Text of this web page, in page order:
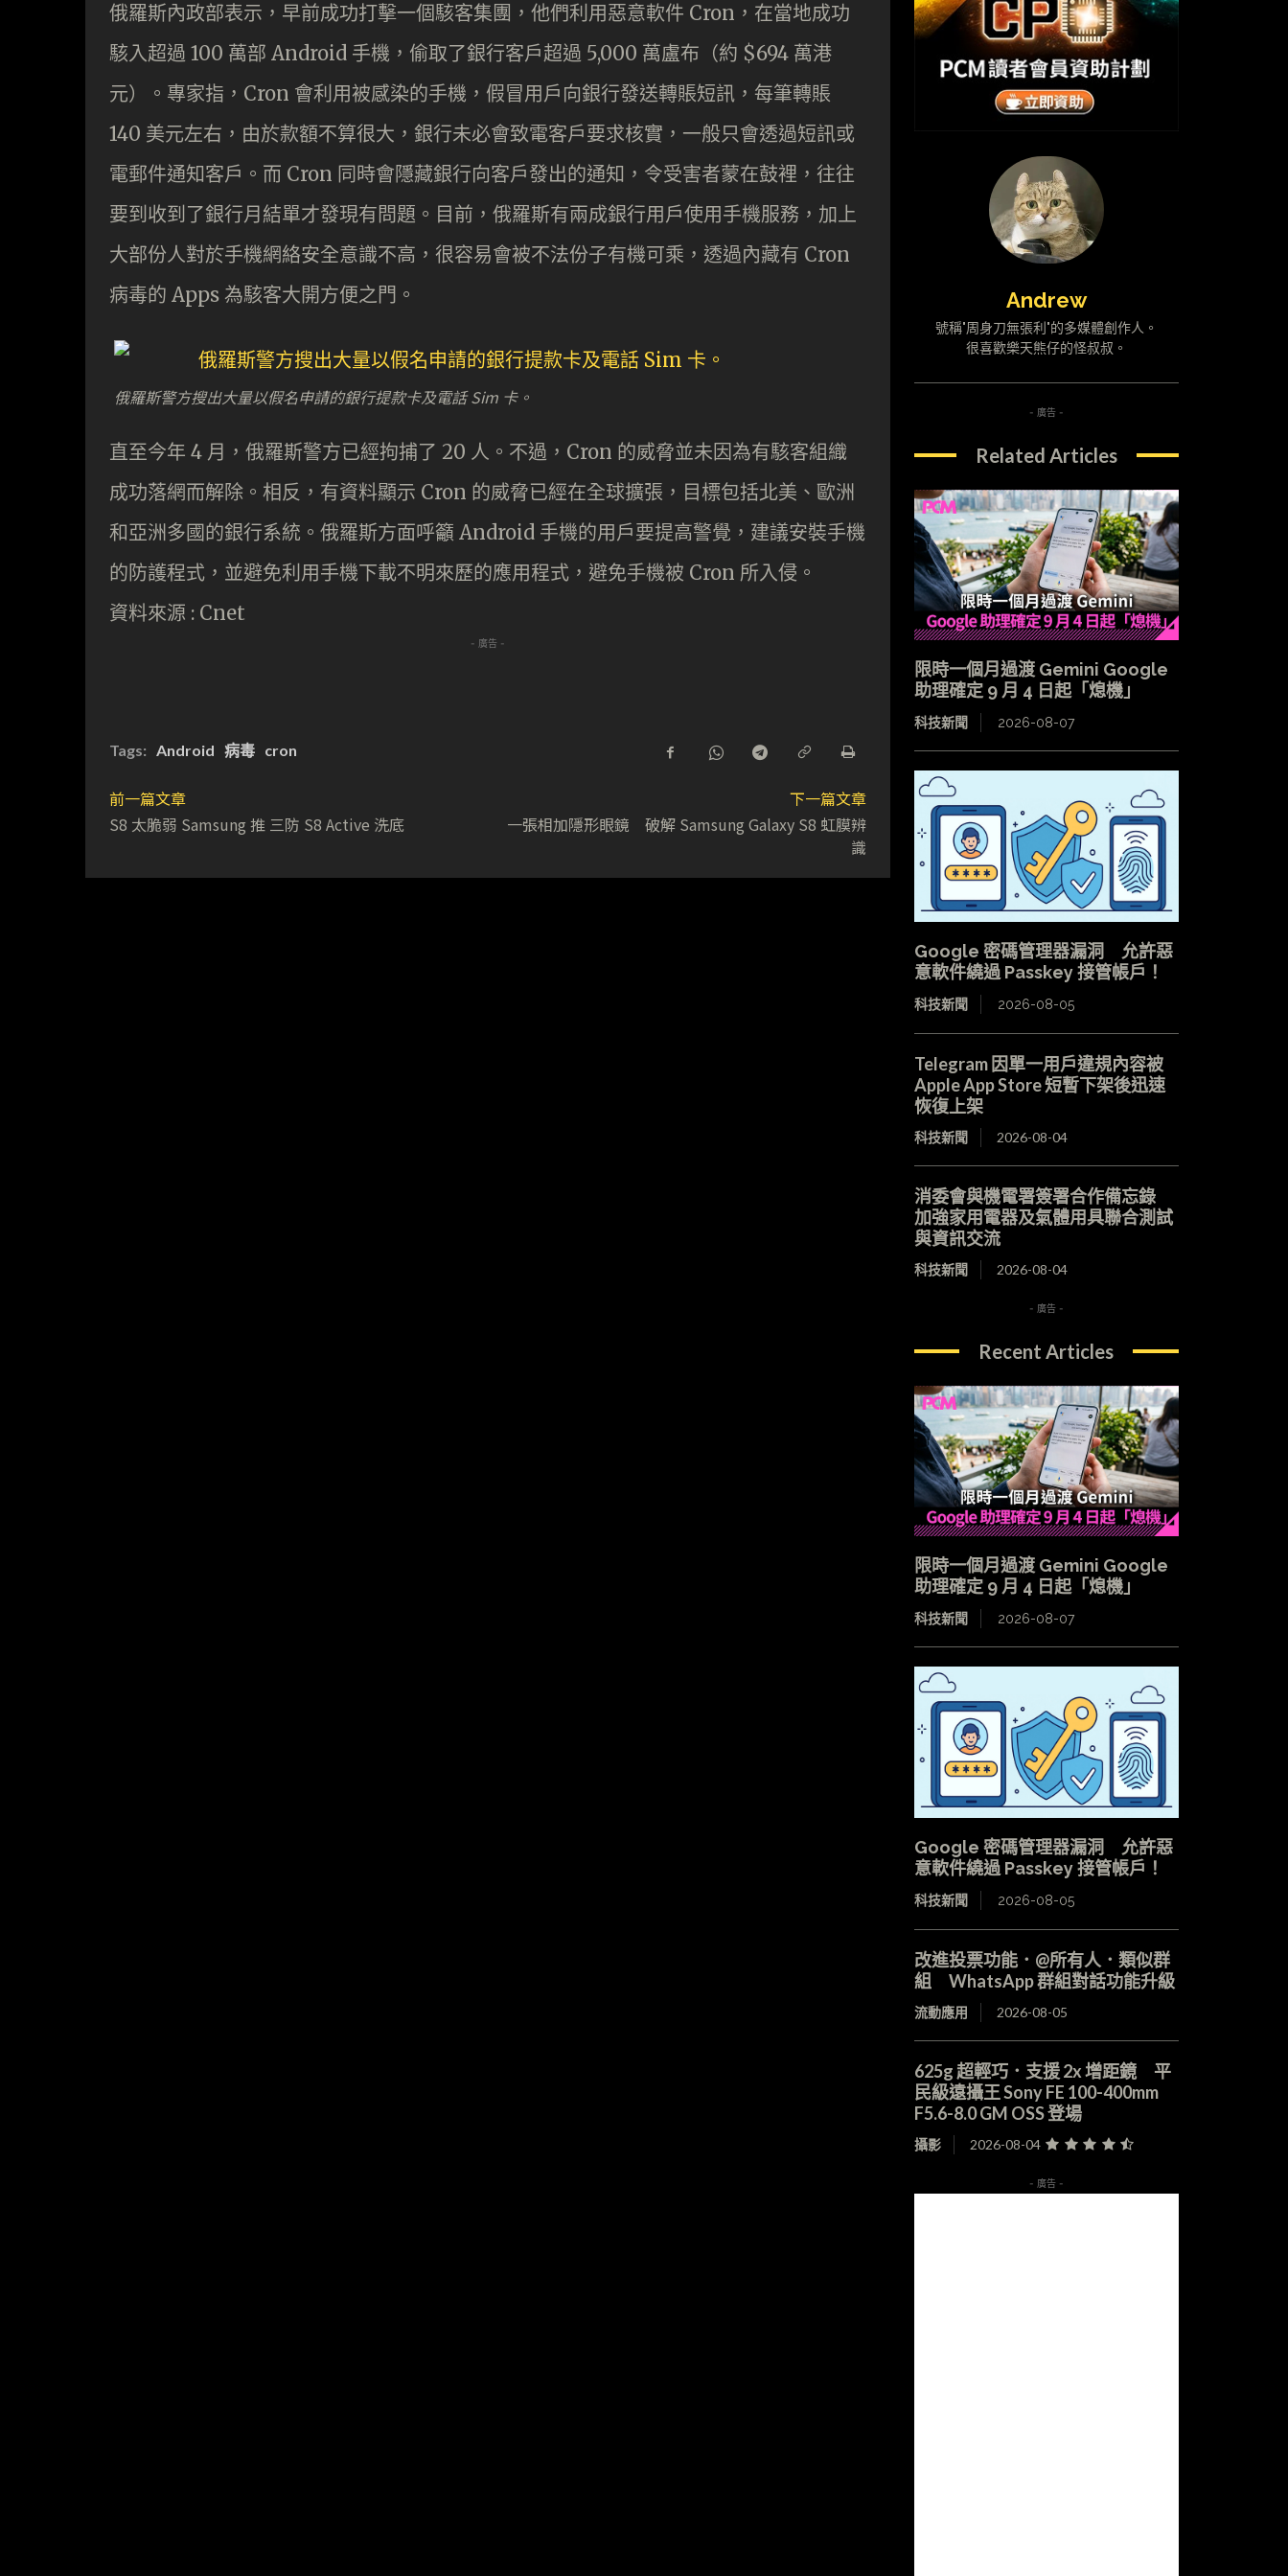
俄羅斯內政部表示，早前成功打擊一個駭客集團，他們利用惡意軟件 Cron，在當地成功
駭入超過 100 萬部 Android 手機，偷取了銀行客戶超過 5,000 萬盧布（約 $694 萬港
元）。專家指，Cron 會利用被感染的手機，假冒用戶向銀行發送轉賬短訊，每筆轉賬
140 美元左右，由於款額不算很大，銀行未必會致電客戶要求核實，一般只會透過短訊或
電郵件通知客戶。而 Cron 同時會隱藏銀行向客戶發出的通知，令受害者蒙在鼓裡，往往
要到收到了銀行月結單才發現有問題。目前，俄羅斯有兩成銀行用戶使用手機服務，加上
大部份人對於手機網絡安全意識不高，很容易會被不法份子有機可乘，透過內藏有 Cron
病毒的 Apps 為駭客大開方便之門。
俄羅斯警方搜出大量以假名申請的銀行提款卡及電話 Sim 卡。
直至今年 4 月，俄羅斯警方已經拘捕了 20 人。不過，Cron 的威脅並未因為有駭客組織
成功落網而解除。相反，有資料顯示 Cron 的威脅已經在全球擴張，目標包括北美、歐洲
和亞洲多國的銀行系統。俄羅斯方面呼籲 Android 手機的用戶要提高警覺，建議安裝手機
的防護程式，並避免利用手機下載不明來歷的應用程式，避免手機被 Cron 所入侵。
資料來源 : Cnet
- 廣告 -
Tags: Android 病毒 cron
前一篇文章
S8 太脆弱 Samsung 推 三防 S8 Active 洗底
下一篇文章
一張相加隱形眼鏡 破解 Samsung Galaxy S8 虹膜辨
識
Andrew
號稱"周身刀無張利"的多媒體創作人。
很喜歡樂天熊仔的怪叔叔。
- 廣告 -
Related Articles
限時一個月過渡 Gemini Google
助理確定 9 月 4 日起「熄機」
科技新聞 2026-08-07
Google 密碼管理器漏洞 允許惡
意軟件繞過 Passkey 接管帳戶！
科技新聞 2026-08-05
Telegram 因單一用戶違規內容被
Apple App Store 短暫下架後迅速
恢復上架
科技新聞 2026-08-04
消委會與機電署簽署合作備忘錄
加強家用電器及氣體用具聯合測試
與資訊交流
科技新聞 2026-08-04
- 廣告 -
Recent Articles
限時一個月過渡 Gemini Google
助理確定 9 月 4 日起「熄機」
科技新聞 2026-08-07
Google 密碼管理器漏洞 允許惡
意軟件繞過 Passkey 接管帳戶！
科技新聞 2026-08-05
改進投票功能．@所有人．類似群
組 WhatsApp 群組對話功能升級
流動應用 2026-08-05
625g 超輕巧．支援 2x 增距鏡 平
民級遠攝王 Sony FE 100-400mm
F5.6-8.0 GM OSS 登場
攝影 2026-08-04
- 廣告 -